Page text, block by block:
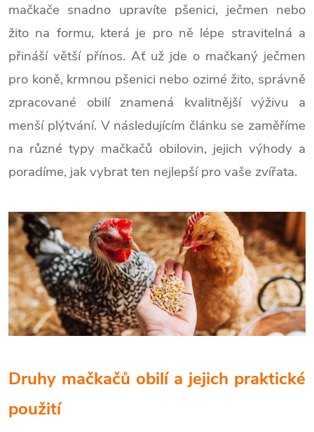
mačkače snadno upravíte pšenici, ječmen nebo
žito na formu, která je pro ně lépe stravitelná a
přináší větší přínos. Ať už jde o mačkaný ječmen
pro koně, krmnou pšenici nebo ozimé žito, správně
zpracované obilí znamená kvalitnější výživu a
menší plýtvání. V následujícím článku se zaměříme
na různé typy mačkačů obilovin, jejich výhody a
poradíme, jak vybrat ten nejlepší pro vaše zvířata.
Druhy mačkačů obilí a jejich praktické
použití